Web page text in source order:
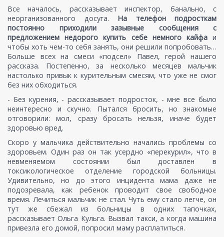
Все началось, рассказывает инспектор, банально, с
неорганизованного досуга. На телефон подросткам
постоянно приходили зазывные сообщения с
предложением недорого купить себе немного кайфаи
чтобы хоть чем-то себя занять, они решили попробовать…
Больше всех на смеси «подсел» Павел, герой нашего
рассказа. Постепенно, за несколько месяцев мальчик
настолько привык к курительным смесям, что уже не смог
без них обходиться.
- Без курения, - рассказывает подросток, - мне все было
неинтересно и скучно. Пытался бросить, но знакомые
отговорили: мол, сразу бросать нельзя, иначе будет
здоровью вред.
Скоро у мальчика действительно начались проблемы со
здоровьем. Один раз он так усердно «перекурил», что в
невменяемом состоянии был доставлен в
токсикологическое отделение городской больницы.
Удивительно, но до этого инцидента мама даже не
подозревала, как ребенок проводит свое свободное
время. Лечиться мальчик не стал. Чуть ему стало легче, он
тут же сбежал из больницы в одних тапочках,
рассказывает Ольга Кульга. Вызвал такси, а когда машина
привезла его домой, попросил маму расплатиться.